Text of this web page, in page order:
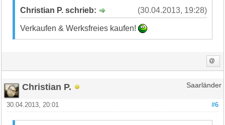
(30.04.2013, 19:28)
Christian P. schrieb:
Verkaufen & Werksfreies kaufen!
Christian P. Saarländer
#6
30.04.2013, 20:01